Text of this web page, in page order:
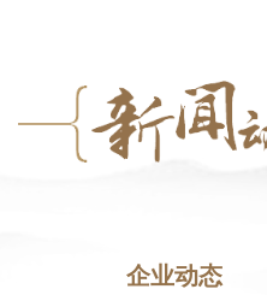
企业动态